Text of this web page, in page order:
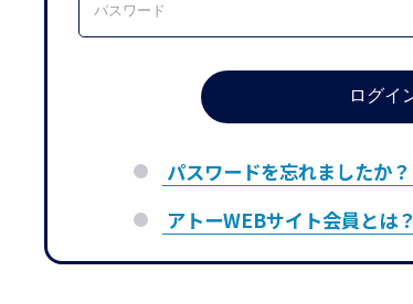
パスワードを忘れましたか？
アトーWEBサイト会員とは？